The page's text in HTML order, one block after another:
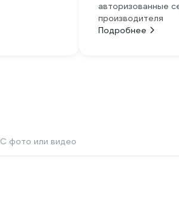
авторизованные
производителя
Подробнее
С фото или видео